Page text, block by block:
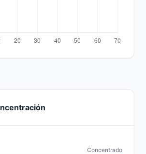
Concentrado